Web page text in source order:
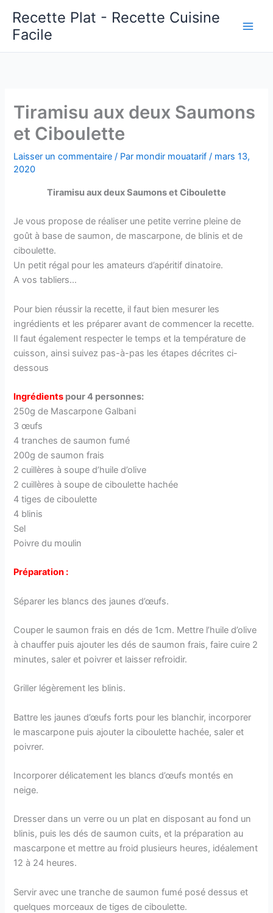
contenu
Recette Plat - Recette Cuisine
Facile
Tiramisu aux deux Saumons
et Ciboulette
Laisser un commentaire / Par mondir mouatarif/ mars 13,
2020
Tiramisu aux deux Saumons et Ciboulette
Je vous propose de réaliser une petite verrine pleine de
goût à base de saumon, de mascarpone, de blinis et de
ciboulette.
Un petit régal pour les amateurs d’apéritif dinatoire.
A vos tabliers…
Pour bien réussir la recette, il faut bien mesurer les
ingrédients et les préparer avant de commencer la recette.
Il faut également respecter le temps et la température de
cuisson, ainsi suivez pas-à-pas les étapes décrites ci-
dessous
Ingrédients pour 4 personnes:
250g de Mascarpone Galbani
3 œufs
4 tranches de saumon fumé
200g de saumon frais
2 cuillères à soupe d’huile d’olive
2 cuillères à soupe de ciboulette hachée
4 tiges de ciboulette
4 blinis
Sel
Poivre du moulin
Préparation :
Séparer les blancs des jaunes d’œufs.
Couper le saumon frais en dés de 1cm. Mettre l’huile d’olive
à chauffer puis ajouter les dés de saumon frais, faire cuire 2
minutes, saler et poivrer et laisser refroidir.
Griller légèrement les blinis.
Battre les jaunes d’œufs forts pour les blanchir, incorporer
le mascarpone puis ajouter la ciboulette hachée, saler et
poivrer.
Incorporer délicatement les blancs d’œufs montés en
neige.
Dresser dans un verre ou un plat en disposant au fond un
blinis, puis les dés de saumon cuits, et la préparation au
mascarpone et mettre au froid plusieurs heures, idéalement
12 à 24 heures.
Servir avec une tranche de saumon fumé posé dessus et
quelques morceaux de tiges de ciboulette.